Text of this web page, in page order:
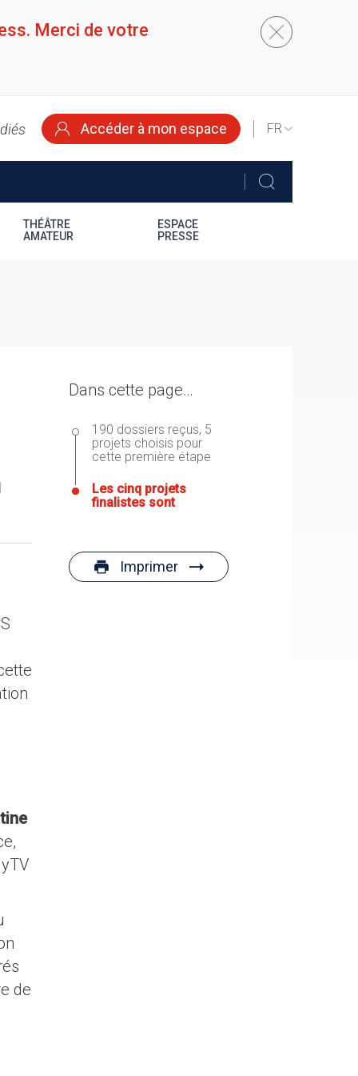
Merci de votre
Accéder à mon espace
SELECT
LANGUAGE
THÉÂTRE
AMATEUR
ESPACE
PRESSE
de
Dans cette page…
190 dossiers reçus, 5
projets choisis pour
cette première étape
Les cinq projets
finalistes sont
Imprimer